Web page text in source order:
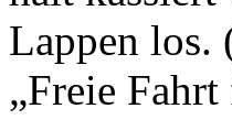
Lappen los.
„Freie